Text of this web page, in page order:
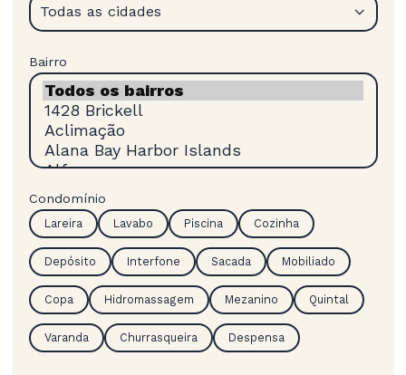
Todas as cidades
Bairro
Condomínio
Lareira Lavabo Piscina Cozinha
Depósito Interfone Sacada Mobiliado
Copa Hidromassagem Mezanino Quintal
Varanda Churrasqueira Despensa